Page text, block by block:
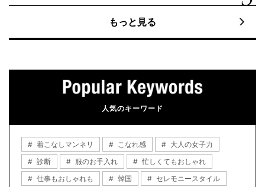
もっと見る
人気のキーワード
着こなしマンネリ こなれ感
大人の女子力
診断
服のお手入れ
忙しくてもおしゃれ
仕事もおしゃれも
韓国
セレモニースタイル